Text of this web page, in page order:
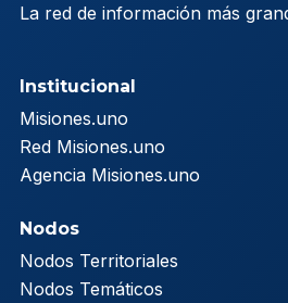
La red de información más
Institucional
Misiones.uno
Red Misiones.uno
Agencia Misiones.uno
Nodos
Nodos Territoriales
Nodos Temáticos